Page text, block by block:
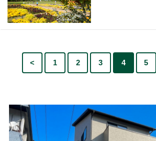
< 1 2 3 4 5